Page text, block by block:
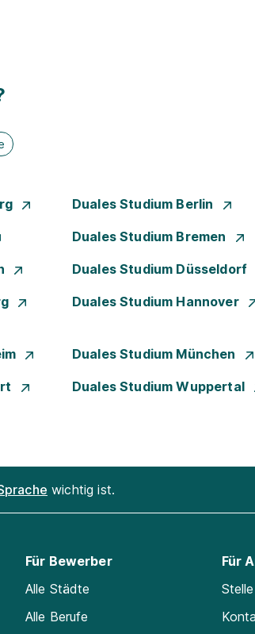
Duales Studium Berlin
Duales Studium Bremen
Duales Studium Düsseldorf
Duales Studium Hannover
Duales Studium München
Duales Studium Wuppertal
wichtig ist.
Für Bewerber
Alle Städte
Alle Berufe
Für